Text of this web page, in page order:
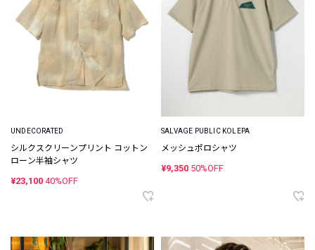
UNDECORATED
シルクスクリーンプリント コットン
ローン半袖シャツ
¥23,100 40%OFF
SALVAGE PUBLIC KOLEPA
メッシュポロシャツ
¥9,350 50%OFF